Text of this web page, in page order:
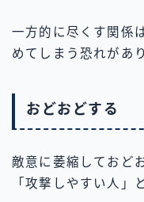
一方的に尽くす関係
めてしまう恐れがあ
おどおどする
敵意に萎縮しておど
「攻撃しやすい人」